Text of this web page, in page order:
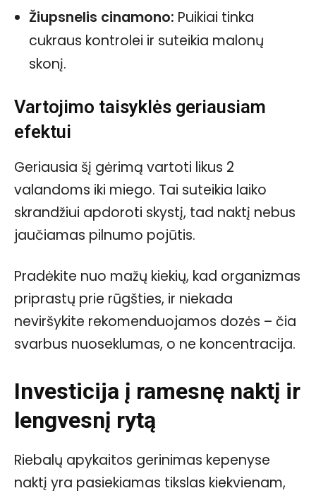
Žiupsnelis cinamono: Puikiai tinka
cukraus kontrolei ir suteikia malonų
skonį.
Vartojimo taisyklės geriausiam
efektui
Geriausia šį gėrimą vartoti likus 2
valandoms iki miego. Tai suteikia laiko
skrandžiui apdoroti skystį, tad naktį nebus
jaučiamas pilnumo pojūtis.
Pradėkite nuo mažų kiekių, kad organizmas
priprastų prie rūgšties, ir niekada
neviršykite rekomenduojamos dozės – čia
svarbus nuoseklumas, o ne koncentracija.
Investicija į ramesnę naktį ir
lengvesnį rytą
Riebalų apykaitos gerinimas kepenyse
naktį yra pasiekiamas tikslas kiekvienam,